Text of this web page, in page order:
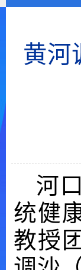
黄河
河
统健
教授